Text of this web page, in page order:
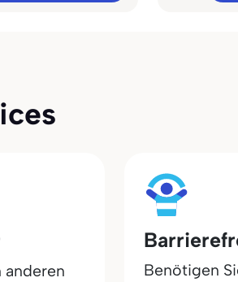
anderen Benötigen